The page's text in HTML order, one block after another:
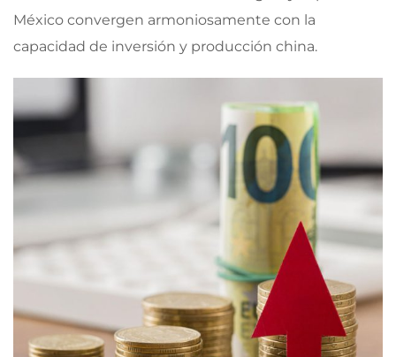
México convergen armoniosamente con la
capacidad de inversión y producción china.